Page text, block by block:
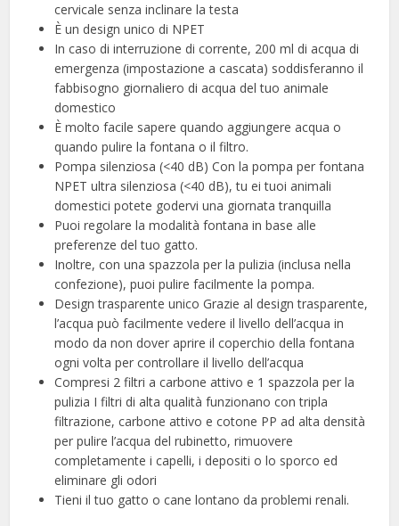
cervicale senza inclinare la testa
È un design unico di NPET
In caso di interruzione di corrente, 200 ml di acqua di
emergenza (impostazione a cascata) soddisferanno il
fabbisogno giornaliero di acqua del tuo animale
domestico
È molto facile sapere quando aggiungere acqua o
quando pulire la fontana o il filtro.
Pompa silenziosa (<40 dB) Con la pompa per fontana
NPET ultra silenziosa (<40 dB), tu ei tuoi animali
domestici potete godervi una giornata tranquilla
Puoi regolare la modalità fontana in base alle
preferenze del tuo gatto.
Inoltre, con una spazzola per la pulizia (inclusa nella
confezione), puoi pulire facilmente la pompa.
Design trasparente unico Grazie al design trasparente,
l’acqua può facilmente vedere il livello dell’acqua in
modo da non dover aprire il coperchio della fontana
ogni volta per controllare il livello dell’acqua
Compresi 2 filtri a carbone attivo e 1 spazzola per la
pulizia I filtri di alta qualità funzionano con tripla
filtrazione, carbone attivo e cotone PP ad alta densità
per pulire l’acqua del rubinetto, rimuovere
completamente i capelli, i depositi o lo sporco ed
eliminare gli odori
Tieni il tuo gatto o cane lontano da problemi renali.